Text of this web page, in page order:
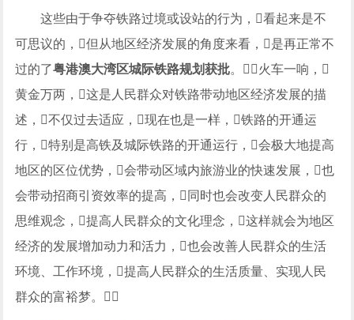
这些由于争夺铁路过境或设站的行为，看起来是不
可思议的，但从地区经济发展的角度来看，是再正常不
过的了粤港澳大湾区城际铁路规划获批。火车一响，
黄金万两，这是人民群众对铁路带动地区经济发展的描
述，不仅过去适应，现在也是一样，铁路的开通运
行，特别是高铁及城际铁路的开通运行，会极大地提高
地区的区位优势，会带动区域内旅游业的快速发展，也
会带动招商引资效率的提高，同时也会改变人民群众的
思维观念，提高人民群众的文化理念，这样就会为地区
经济的发展增加动力和活力，也会改善人民群众的生活
环境、工作环境，提高人民群众的生活质量、实现人民
群众的富裕梦。